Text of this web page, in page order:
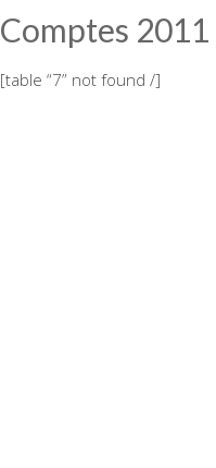
Comptes 2011
[table “7” not found /]